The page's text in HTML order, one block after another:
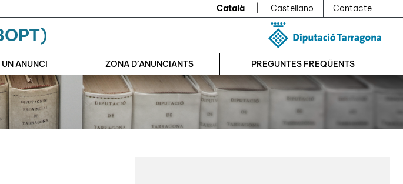
Català Castellano Contacte
)
ANUNCI ZONA D’ANUNCIANTS PREGUNTES FREQÜENTS